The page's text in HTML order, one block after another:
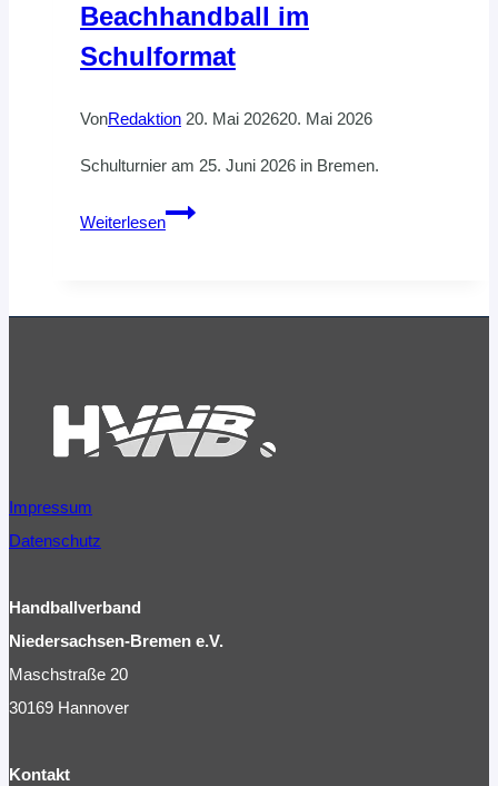
Beachhandball im
Schulformat
VonRedaktion 20. Mai 202620. Mai 2026
Schulturnier am 25. Juni 2026 in Bremen.
Weiterlesen
Beachhandball
Impressum
Datenschutz
Handballverband
Niedersachsen-Bremen e.V.
Maschstraße 20
30169 Hannover
Kontakt